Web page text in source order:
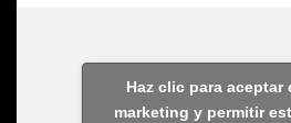
Haz clic para aceptar
marketing y permitir